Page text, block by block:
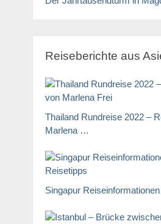
Reiseberichte aus
Thailand Rundreise 2022 –
Marlena …
Singapur